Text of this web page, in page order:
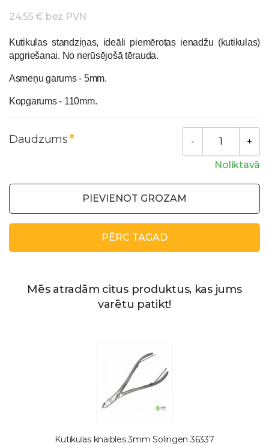
24,55 € bez PVN
Kutikulas standziņas, ideāli piemērotas ienadžu (kutikulas)
apgriešanai. No nerūsējošā tērauda.
Asmeņu garums - 5mm.
Kopgarums - 110mm.
Daudzums
Noliktavā
PIEVIENOT GROZAM
PĒRC TAGAD
Mēs atradām citus produktus, kas jums
varētu patikt!
Kutikulas knaibles 3mm Solingen 36337